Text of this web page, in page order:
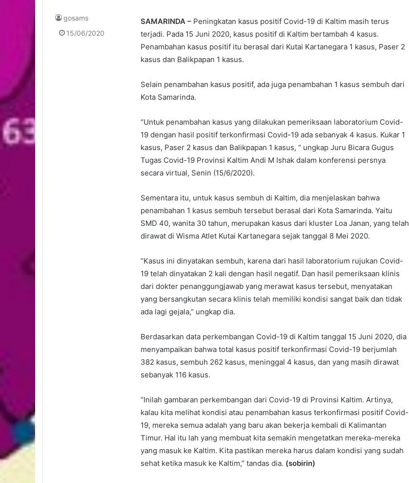
SAMARINDA – Peningkatan kasus positif Covid-19 di Kaltim masih terus
terjadi. Pada 15 Juni 2020, kasus positif di Kaltim bertambah 4 kasus.
Penambahan kasus positif itu berasal dari Kutai Kartanegara 1 kasus, Paser 2
kasus dan Balikpapan 1 kasus.
Selain penambahan kasus positif, ada juga penambahan 1 kasus sembuh dari
Kota Samarinda.
“Untuk penambahan kasus yang dilakukan pemeriksaan laboratorium Covid-
19 dengan hasil positif terkonfirmasi Covid-19 ada sebanyak 4 kasus. Kukar 1
kasus, Paser 2 kasus dan Balikpapan 1 kasus, “ ungkap Juru Bicara Gugus
Tugas Covid-19 Provinsi Kaltim Andi M Ishak dalam konferensi persnya
secara virtual, Senin (15/6/2020).
Sementara itu, untuk kasus sembuh di Kaltim, dia menjelaskan bahwa
penambahan 1 kasus sembuh tersebut berasal dari Kota Samarinda. Yaitu
SMD 40, wanita 30 tahun, merupakan kasus dari kluster Loa Janan, yang telah
dirawat di Wisma Atlet Kutai Kartanegara sejak tanggal 8 Mei 2020.
“Kasus ini dinyatakan sembuh, karena dari hasil laboratorium rujukan Covid-
19 telah dinyatakan 2 kali dengan hasil negatif. Dan hasil pemeriksaan klinis
dari dokter penanggungjawab yang merawat kasus tersebut, menyatakan
yang bersangkutan secara klinis telah memiliki kondisi sangat baik dan tidak
ada lagi gejala,” ungkap dia.
Berdasarkan data perkembangan Covid-19 di Kaltim tanggal 15 Juni 2020, dia
menyampaikan bahwa total kasus positif terkonfirmasi Covid-19 berjumlah
382 kasus, sembuh 262 kasus, meninggal 4 kasus, dan yang masih dirawat
sebanyak 116 kasus.
“Inilah gambaran perkembangan dari Covid-19 di Provinsi Kaltim. Artinya,
kalau kita melihat kondisi atau penambahan kasus terkonfirmasi positif Covid-
19, mereka semua adalah yang baru akan bekerja kembali di Kalimantan
Timur. Hal itu lah yang membuat kita semakin mengetatkan mereka-mereka
yang masuk ke Kaltim. Kita pastikan mereka harus dalam kondisi yang sudah
sehat ketika masuk ke Kaltim,” tandas dia. (sobirin)
gosams
15/06/2020